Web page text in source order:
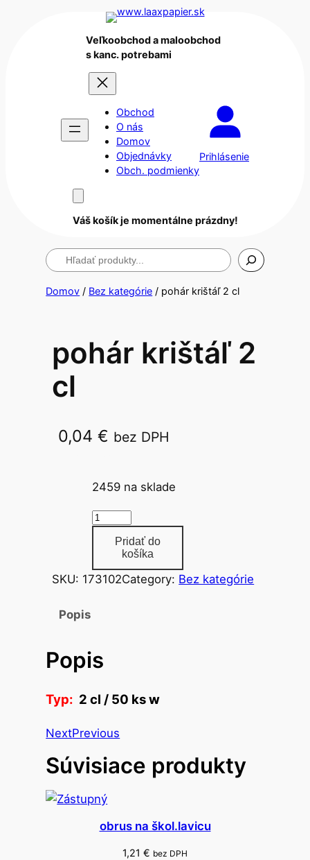
Veľkoobchod a maloobchod
s kanc. potrebami
Obchod
O nás
Domov
Objednávky
Obch. podmienky
Prihlásenie
Váš košík je momentálne prázdny!
Hľadanie
Domov / Bez kategórie / pohár krištáľ 2 cl
pohár krištáľ 2
cl
0,04€ bez DPH
2459 na sklade
m
ž
p
h
r
r
š
Pridať do
košíka
SKU: 173102Category: Bez kategórie
Popis
Popis
Typ: 2 cl / 50 ks w
NextPrevious
Súvisiace produkty
obrus na škol.lavicu
1,21 € bez DPH